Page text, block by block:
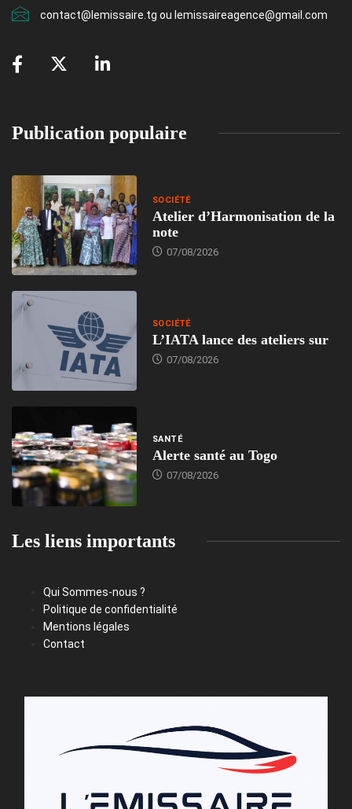
contact@lemissaire.tg ou lemissaireagence@gmail.com
Publication populaire
SOCIÉTÉ
Atelier d’Harmonisation de la
note
07/08/2026
SOCIÉTÉ
L’IATA lance des ateliers sur
07/08/2026
SANTÉ
Alerte santé au Togo
07/08/2026
Les liens importants
Qui Sommes-nous ?
Politique de confidentialité
Mentions légales
Contact